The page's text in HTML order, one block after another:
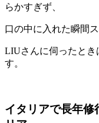
らかすぎず、
口の中に入れた瞬間
LIUさんに伺ったとき
す。
イタリアで長年修